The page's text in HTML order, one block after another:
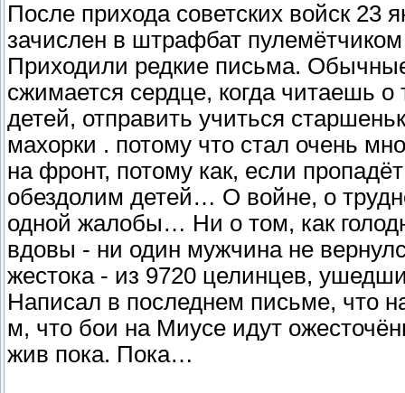
После прихода советских войск 23
зачислен в штрафбат
Приходили редкие письма.
сжимается сердце, когда читаешь о
детей, отправить учиться
махорки . потому что стал очень
на фронт, потому как, если
обездолим детей… О войне, о
одной жалобы… Ни о том, как
вдовы - ни один мужчина не
жестока - из 9720 целинцев,
Написал в последнем письме, что
м, что бои на Миусе идут
жив пока. Пока…